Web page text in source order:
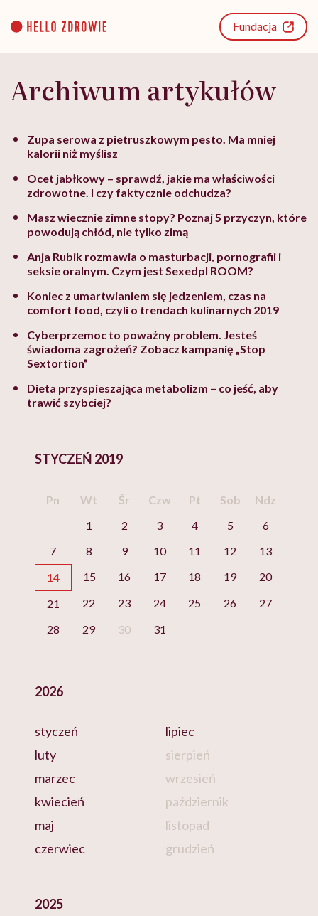
content
Fundacja
Archiwum artykułów
Zupa serowa z pietruszkowym pesto. Ma mniej
kalorii niż myślisz
Ocet jabłkowy – sprawdź, jakie ma właściwości
zdrowotne. I czy faktycznie odchudza?
Masz wiecznie zimne stopy? Poznaj 5 przyczyn, które
powodują chłód, nie tylko zimą
Anja Rubik rozmawia o masturbacji, pornografii i
seksie oralnym. Czym jest Sexedpl ROOM?
Koniec z umartwianiem się jedzeniem, czas na
comfort food, czyli o trendach kulinarnych 2019
Cyberprzemoc to poważny problem. Jesteś
świadoma zagrożeń? Zobacz kampanię „Stop
Sextortion”
Dieta przyspieszająca metabolizm – co jeść, aby
trawić szybciej?
STYCZEŃ 2019
Pn Wt Śr Czw Pt Sob
Ndz
1
2 3 4 5
6
7
8 9 10 11 12
13
14
15 16 17 18 19
20
21
22 23 24 25 26
27
28
29 30 31
2026
styczeń
luty
marzec
kwiecień
maj
czerwiec
lipiec
sierpień
wrzesień
październik
listopad
grudzień
2025